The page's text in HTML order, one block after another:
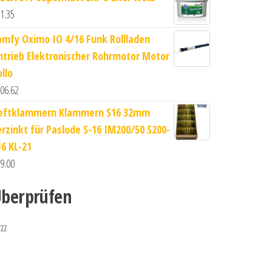
Oximo IO 4/16 Funk Rollladen
Elektronischer Rohrmotor Motor
Klammern S16 32mm
für Paslode S-16 IM200/50 S200-
KL-21